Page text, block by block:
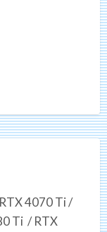
4070 Ti /
Ti / RTX